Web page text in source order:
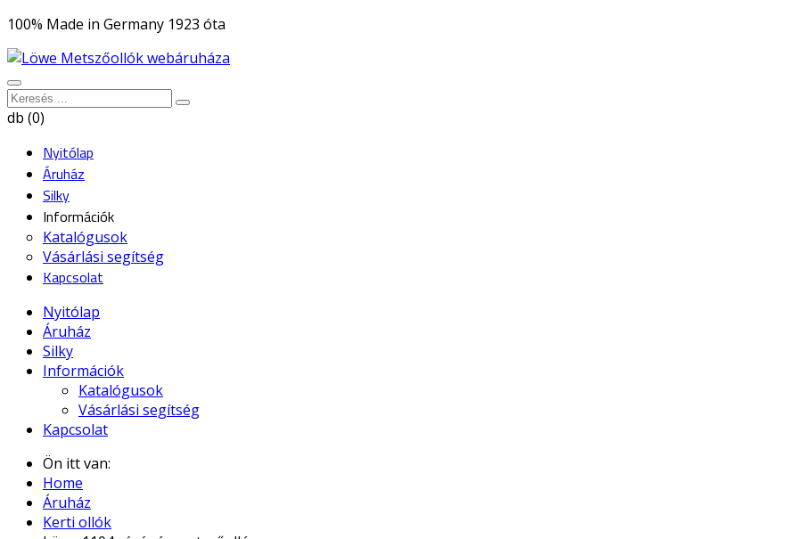
100% Made in Germany 1923 óta
db (0)
Nyitólap
Áruház
Silky
Információk
Katalógusok
Vásárlási segítség
Kapcsolat
Nyitólap
Áruház
Silky
Információk
Katalógusok
Vásárlási segítség
Kapcsolat
Ön itt van:
Home
Áruház
Kerti ollók